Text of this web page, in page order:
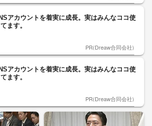
アカウントを着実に成長。実はみんなココ使
ます。
PR(Dreaw合同会社)
アカウントを着実に成長。実はみんなココ使
ます。
PR(Dreaw合同会社)